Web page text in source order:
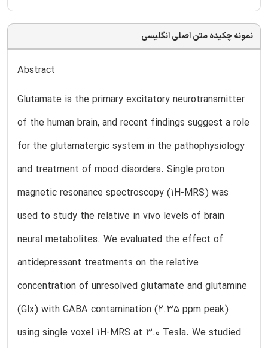
نمونه چکیده متن اصلی انگلیسی
Abstract
Glutamate is the primary excitatory neurotransmitter
of the human brain, and recent findings suggest a role
for the glutamatergic system in the pathophysiology
and treatment of mood disorders. Single proton
magnetic resonance spectroscopy (1H-MRS) was
used to study the relative in vivo levels of brain
neural metabolites. We evaluated the effect of
antidepressant treatments on the relative
concentration of unresolved glutamate and glutamine
(Glx) with GABA contamination (2.35 ppm peak)
using single voxel 1H-MRS at 3.0 Tesla. We studied